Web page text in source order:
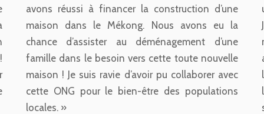
avons réussi à financer la construction d’une
maison dans le Mékong. Nous avons eu la
chance d’assister au déménagement d’une
famille dans le besoin vers cette toute nouvelle
maison ! Je suis ravie d’avoir pu collaborer avec
cette ONG pour le bien-être des populations
locales. »